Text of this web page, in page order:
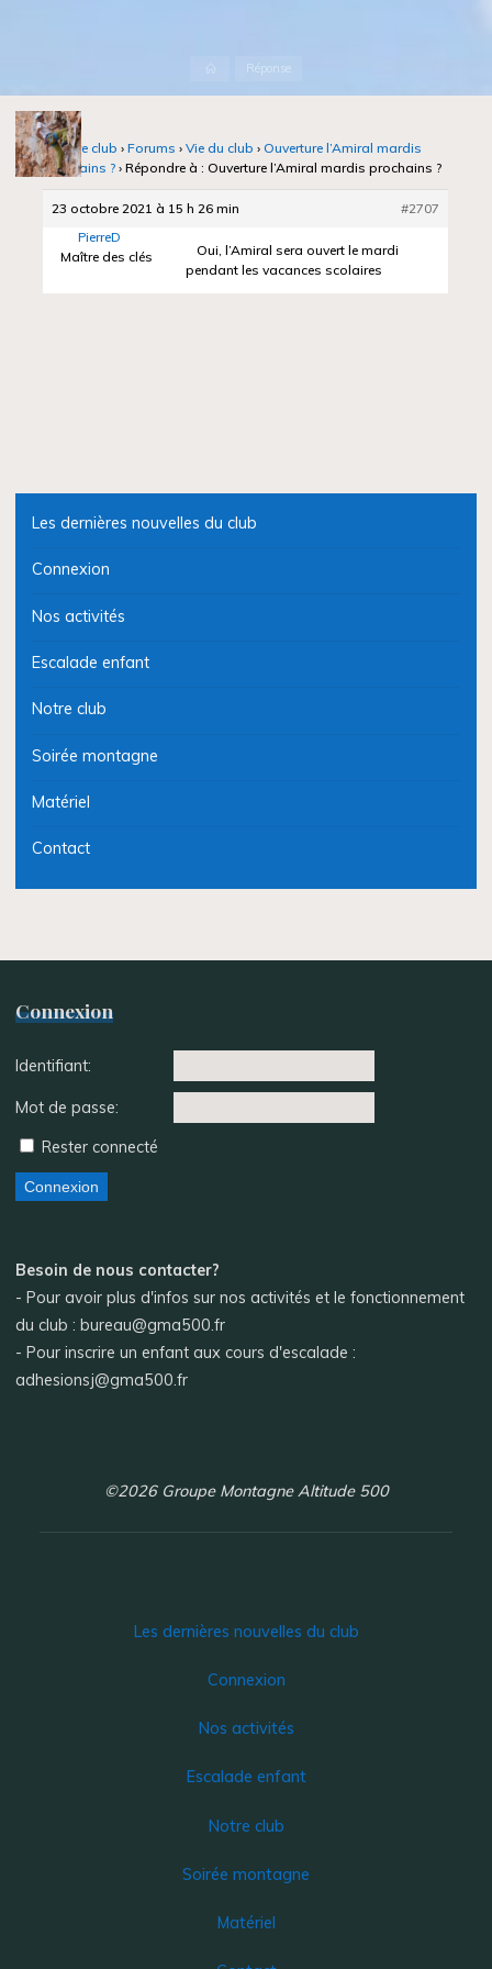
AccueilRéponse
Notre club › Forums › Vie du club › Ouverture l’Amiral mardis
prochains ? › Répondre à : Ouverture l’Amiral mardis prochains ?
23 octobre 2021 à 15 h 26 min
#2707
PierreD
Maître des clés
Oui, l’Amiral sera ouvert le mardi
pendant les vacances scolaires
Les dernières nouvelles du club
Connexion
Nos activités
Escalade enfant
Notre club
Soirée montagne
Matériel
Contact
Connexion
Identifiant:
Mot de passe:
Rester connecté
Connexion
Besoin de nous contacter?
- Pour avoir plus d'infos sur nos activités et le fonctionnement
du club : bureau@gma500.fr
- Pour inscrire un enfant aux cours d'escalade :
adhesionsj@gma500.fr
©2026 Groupe Montagne Altitude 500
Les dernières nouvelles du club
Connexion
Nos activités
Escalade enfant
Notre club
Soirée montagne
Matériel